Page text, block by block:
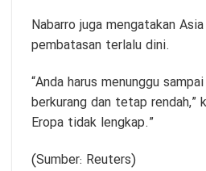
Nabarro juga mengatakan
pembatasan terlalu dini.
“Anda harus menunggu
berkurang dan tetap rendah,”
Eropa tidak lengkap.”
(Sumber: Reuters)